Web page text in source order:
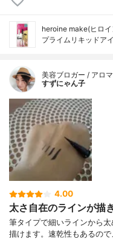
heroine make(ヒロイ
プライムリキッドア
美容ブロガー / アロ
すずにゃん子
4.00
太さ自在のラインが描
筆タイプで細いラインから
描けます。速乾性もあるの